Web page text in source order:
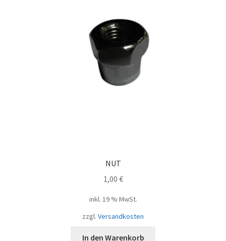
NUT
1,00 €
inkl. 19 % MwSt.
zzgl. Versandkosten
In den Warenkorb